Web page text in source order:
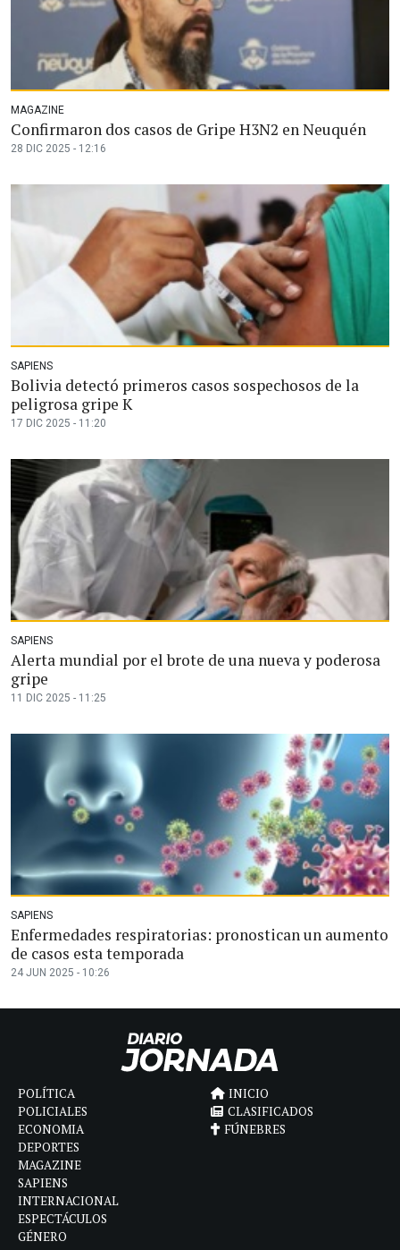
MAGAZINE
Confirmaron dos casos de Gripe H3N2 en Neuquén
28 DIC 2025 - 12:16
SAPIENS
Bolivia detectó primeros casos sospechosos de la
peligrosa gripe K
17 DIC 2025 - 11:20
SAPIENS
Alerta mundial por el brote de una nueva y poderosa
gripe
11 DIC 2025 - 11:25
SAPIENS
Enfermedades respiratorias: pronostican un aumento
de casos esta temporada
24 JUN 2025 - 10:26
POLÍTICA
POLICIALES
ECONOMIA
DEPORTES
MAGAZINE
SAPIENS
INTERNACIONAL
ESPECTÁCULOS
GÉNERO
INICIO
CLASIFICADOS
FÚNEBRES